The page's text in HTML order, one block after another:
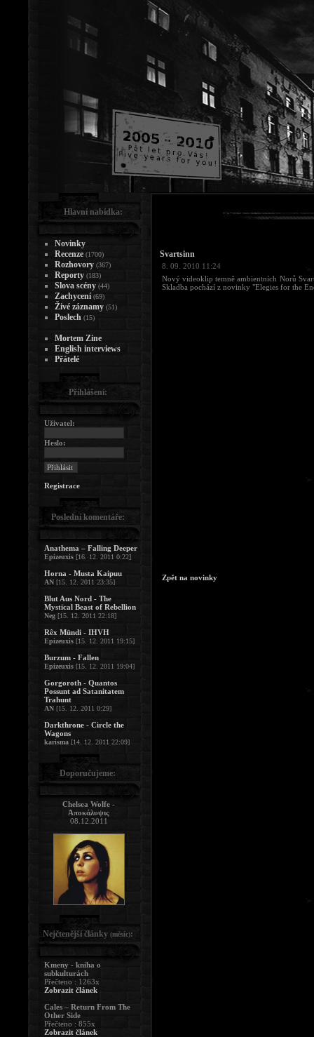
Svartsinn
8. 09. 2010 11:24
Nový videoklip temně ambientních Norů
Skladba pochází z novinky "Elegies for the
Zpět na novinky
Hlavní nabídka:
Novinky
Recenze (1700)
Rozhovory (367)
Reporty (183)
Slova scény (44)
Zachycení (69)
Živé záznamy (51)
Poslech (15)
Mortem Zine
English interviews
Přátelé
Přihlášení:
Uživatel:
Heslo:
Registrace
Poslední komentáře:
Anathema – Falling Deeper
Epizeuxis [16. 12. 2011 0:22]
Horna - Musta Kaipuu
AN [15. 12. 2011 23:35]
Blut Aus Nord - The
Mystical Beast of Rebellion
Neg [15. 12. 2011 22:18]
Rêx Mündi - IHVH
Epizeuxis [15. 12. 2011 19:15]
Burzum - Fallen
Epizeuxis [15. 12. 2011 19:04]
Gorgoroth - Quantos
Possunt ad Satanitatem
Trahunt
AN [15. 12. 2011 0:29]
Darkthrone - Circle the
Wagons
karisma [14. 12. 2011 22:09]
Doporučujeme:
Chelsea Wolfe -
Ἀποκάλυψις
08.12.2011
Nejčtenější články (měsíc):
Kmeny - kniha o
subkulturách
Přečteno : 1263x
Zobrazit článek
Cales – Return From The
Other Side
Přečteno : 855x
Zobrazit článek